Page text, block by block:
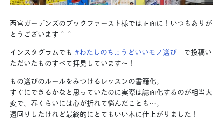
西宮ガーデンズのブックファースト様では正面に！いつもありが
とうございます＾＾
インスタグラムでも #わたしのちょうどいいモノ選び で投稿い
ただいたものすべて拝見しています〜！
もの選びのルールをみつけるレッスンの書籍化。
すぐにできるかなと思っていたのに実際は誌面化するのが相当大
変で、春くらいには心が折れて悩んだことも…。
遠回りしたけれど最終的にとてもいい本に仕上がりました！